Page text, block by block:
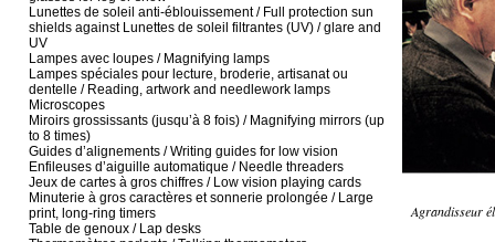
Lunettes de soleil anti-éblouissement / Full protection sun
shields against Lunettes de soleil filtrantes (UV) / glare and
UV
Lampes avec loupes / Magnifying lamps
Lampes spéciales pour lecture, broderie, artisanat ou
dentelle / Reading, artwork and needlework lamps
Microscopes
Miroirs grossissants (jusqu’à 8 fois) / Magnifying mirrors (up
to 8 times)
Guides d’alignements / Writing guides for low vision
Enfileuses d’aiguille automatique / Needle threaders
Jeux de cartes à gros chiffres / Low vision playing cards
Minuterie à gros caractères et sonnerie prolongée / Large
print, long-ring timers
Table de genoux / Lap desks
Agrandisseur